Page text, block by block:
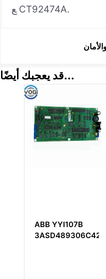
ع CT92474A.
قد يعجبك أيضًا...
ABB YYI107B
3ASD489306C421